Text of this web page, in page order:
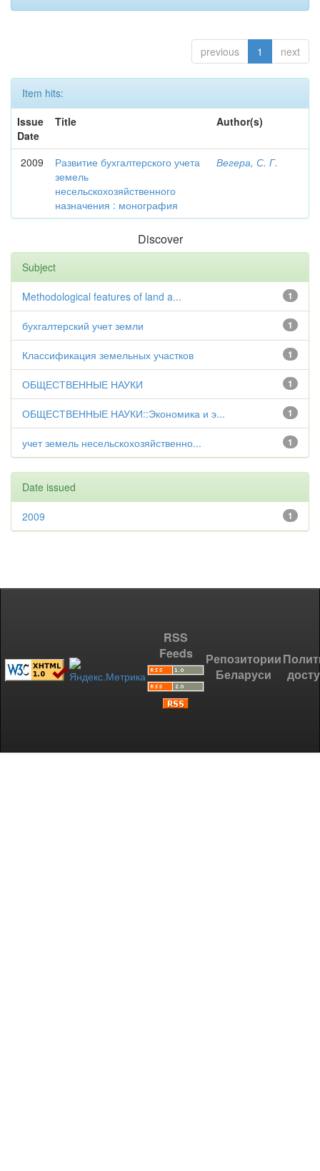
previous 1 next
Item hits:
Issue
Date
Title Author(s)
2009
Развитие бухгалтерского учета
земель
несельскохозяйственного
назначения : монография
Вегера, С. Г.
Discover
Subject
1
Methodological features of land a...
1
бухгалтерский учет земли
1
Классификация земельных участков
1
ОБЩЕСТВЕННЫЕ НАУКИ
1
ОБЩЕСТВЕННЫЕ НАУКИ::Экономика и э...
1
учет земель несельскохозяйственно...
Date issued
1
2009
RSS
Feeds
Репозитории
Беларуси